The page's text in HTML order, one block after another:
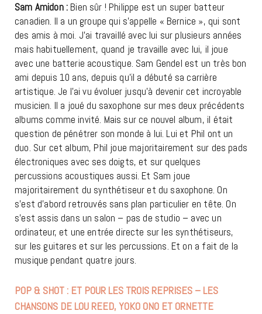
Sam Amidon : Bien sûr ! Philippe est un super batteur
canadien. Il a un groupe qui s’appelle « Bernice », qui sont
des amis à moi. J’ai travaillé avec lui sur plusieurs années
mais habituellement, quand je travaille avec lui, il joue
avec une batterie acoustique. Sam Gendel est un très bon
ami depuis 10 ans, depuis qu’il a débuté sa carrière
artistique. Je l’ai vu évoluer jusqu’à devenir cet incroyable
musicien. Il a joué du saxophone sur mes deux précédents
albums comme invité. Mais sur ce nouvel album, il était
question de pénétrer son monde à lui. Lui et Phil ont un
duo. Sur cet album, Phil joue majoritairement sur des pads
électroniques avec ses doigts, et sur quelques
percussions acoustiques aussi. Et Sam joue
majoritairement du synthétiseur et du saxophone. On
s’est d’abord retrouvés sans plan particulier en tête. On
s’est assis dans un salon – pas de studio – avec un
ordinateur, et une entrée directe sur les synthétiseurs,
sur les guitares et sur les percussions. Et on a fait de la
musique pendant quatre jours.
POP & SHOT : ET POUR LES TROIS REPRISES – LES
CHANSONS DE LOU REED, YOKO ONO ET ORNETTE